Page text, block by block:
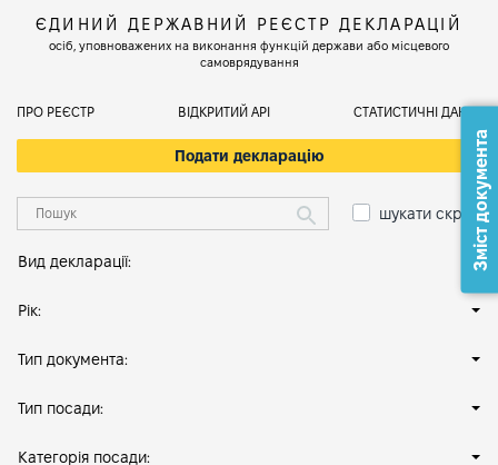
ЄДИНИЙ ДЕРЖАВНИЙ РЕЄСТР ДЕКЛАРАЦІЙ
осіб, уповноважених на виконання функцій держави або місцевого
самоврядування
ПРО РЕЄСТР ВІДКРИТИЙ АРІ СТАТИСТИЧНІ ДАНІ
Подати декларацію
шукати скрізь
Вид декларації:
Рік:
Тип документа:
Тип посади:
Категорія посади:
Зміст документа